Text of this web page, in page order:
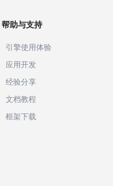
帮助与支持
引擎使用体验
应用开发
经验分享
文档教程
框架下载